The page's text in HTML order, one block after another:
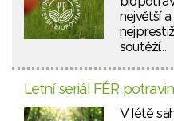
největší a
soutěží…
Letní seriál FÉR
V létě